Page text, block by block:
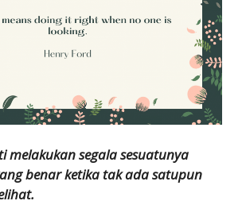
melakukan segala sesuatunya
benar ketika tak ada satupun